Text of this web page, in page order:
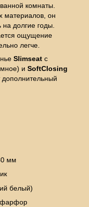
комнаты.
материалов, он
долгие годы.
ощущение
легче.
Slimseat с
и SoftClosing
дополнительный
мм
белый)
фарфор